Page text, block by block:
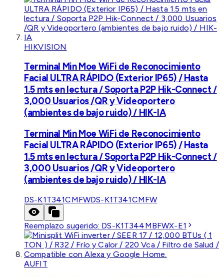
HIKVISION
Terminal Min Moe WiFi de Reconocimiento
Facial ULTRA RÁPIDO (Exterior IP65) / Hasta
1.5 mts en lectura / Soporta P2P Hik-Connect /
3,000 Usuarios /QR y Videoportero
(ambientes de bajo ruido) / HIK-IA
Terminal Min Moe WiFi de Reconocimiento
Facial ULTRA RÁPIDO (Exterior IP65) / Hasta
1.5 mts en lectura / Soporta P2P Hik-Connect /
3,000 Usuarios /QR y Videoportero
(ambientes de bajo ruido) / HIK-IA
DS-K1T341CMFWDS-K1T341CMFW
Reemplazo sugerido: DS-K1T344MBFWX-E1
AUFIT